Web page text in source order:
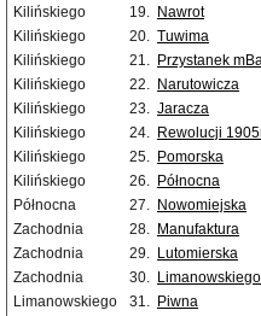
Kilińskiego
19. Nawrot
Kilińskiego
20. Tuwima
Kilińskiego
21. Przystanek
Kilińskiego
22. Narutowicza
Kilińskiego
23. Jaracza
Kilińskiego
24. Rewolucji
Kilińskiego
25. Pomorska
Kilińskiego
26. Północna
Północna
27. Nowomiejska
Zachodnia
28. Manufaktura
Zachodnia
29. Lutomierska
Zachodnia
30. Limanowskiego
Limanowskiego
31. Piwna